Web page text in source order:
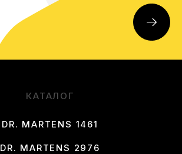
КАТАЛОГ
DR. MARTENS 1461
DR. MARTENS 2976